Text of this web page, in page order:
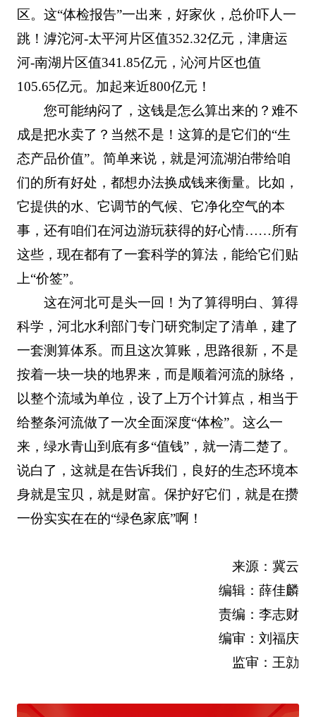
区。这“体检报告”一出来，好家伙，总价吓人一
跳！滹沱河-太平河片区值352.32亿元，津唐运
河-南湖片区值341.85亿元，沁河片区也值
105.65亿元。加起来近800亿元！
您可能纳闷了，这钱是怎么算出来的？难不
成是把水卖了？当然不是！这算的是它们的“生
态产品价值”。简单来说，就是河流湖泊带给咱
们的所有好处，都想办法换成钱来衡量。比如，
它提供的水、它调节的气候、它净化空气的本
事，还有咱们在河边游玩获得的好心情……所有
这些，现在都有了一套科学的算法，能给它们贴
上“价签”。
这在河北可是头一回！为了算得明白、算得
科学，河北水利部门专门研究制定了清单，建了
一套测算体系。而且这次算账，思路很新，不是
按着一块一块的地界来，而是顺着河流的脉络，
以整个流域为单位，设了上万个计算点，相当于
给整条河流做了一次全面深度“体检”。这么一
来，绿水青山到底有多“值钱”，就一清二楚了。
说白了，这就是在告诉我们，良好的生态环境本
身就是宝贝，就是财富。保护好它们，就是在攒
一份实实在在的“绿色家底”啊！
来源：冀云
编辑：薛佳麟
责编：李志财
编审：刘福庆
监审：王勍